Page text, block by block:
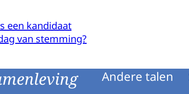
een kandidaat
van stemming?
Andere talen